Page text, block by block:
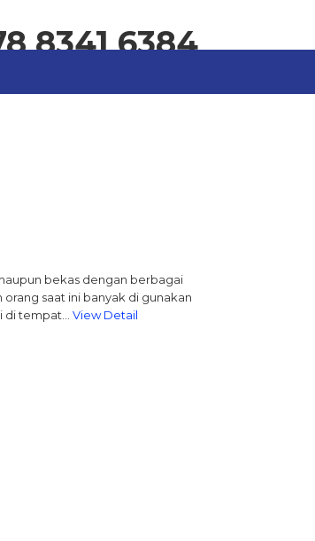
8341 6384
bekas dengan berbagai
saat ini banyak di gunakan
di tempat…View Detail